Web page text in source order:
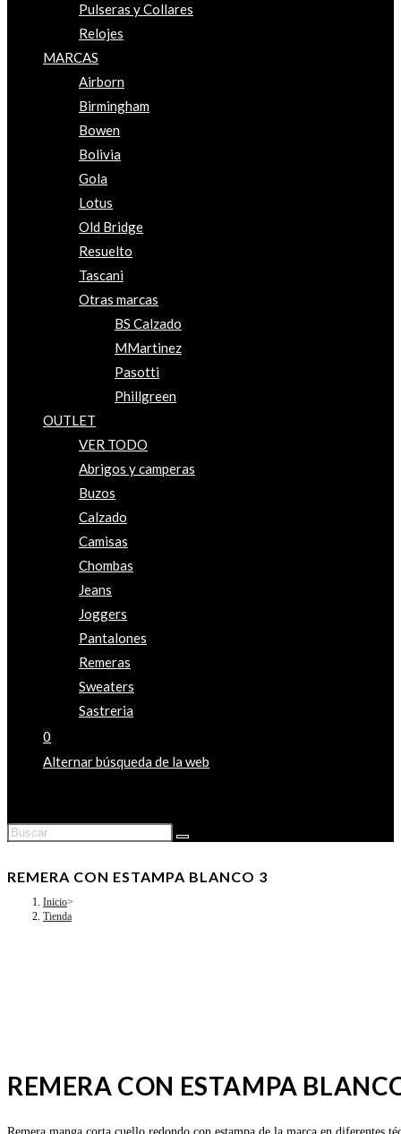
Pulseras y Collares
Relojes
MARCAS
Airborn
Birmingham
Bowen
Bolivia
Gola
Lotus
Old Bridge
Resuelto
Tascani
Otras marcas
BS Calzado
MMartinez
Pasotti
Phillgreen
OUTLET
VER TODO
Abrigos y camperas
Buzos
Calzado
Camisas
Chombas
Jeans
Joggers
Pantalones
Remeras
Sweaters
Sastreria
0
Alternar búsqueda de la web
REMERA CON ESTAMPA BLANCO 3
Inicio>
Tienda
REMERA CON ESTAMPA